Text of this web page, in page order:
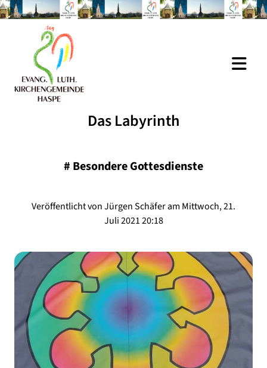
Das Labyrinth
# Besondere Gottesdienste
Veröffentlicht von Jürgen Schäfer am Mittwoch, 21.
Juli 2021 20:18